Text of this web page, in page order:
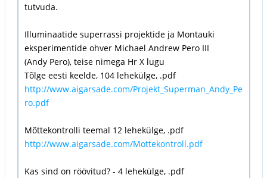
tutvuda.
Illuminaatide superrassi projektide ja Montauki
eksperimentide ohver Michael Andrew Pero III
(Andy Pero), teise nimega Hr X lugu
Tõlge eesti keelde, 104 lehekülge, .pdf
http://www.aigarsade.com/Projekt_Superman_Andy_Pe
ro.pdf
Mõttekontrolli teemal 12 lehekülge, .pdf
http://www.aigarsade.com/Mottekontroll.pdf
Kas sind on röövitud? - 4 lehekülge, .pdf